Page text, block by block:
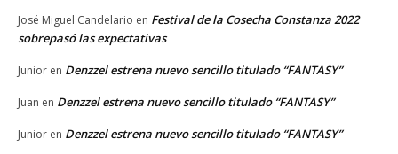
José Miguel Candelario en Festival de la Cosecha Constanza 2022
sobrepasó las expectativas
Junior en Denzzel estrena nuevo sencillo titulado “FANTASY”
Juan en Denzzel estrena nuevo sencillo titulado “FANTASY”
Junior en Denzzel estrena nuevo sencillo titulado “FANTASY”